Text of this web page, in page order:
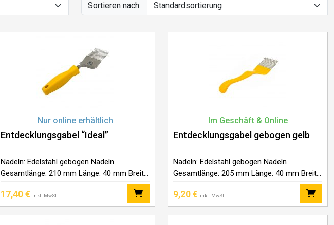
Sortieren nach:
Nur online erhältlich
Entdecklungsgabel “Ideal”
Nadeln: Edelstahl gebogen Nadeln
Gesamtlänge: 210 mm Länge: 40 mm Breite:
17,40€ inkl. MwSt.
Im Geschäft & Online
Entdecklungsgabel gebogen gelb
Nadeln: Edelstahl gebogen Nadeln
Gesamtlänge: 205 mm Länge: 40 mm Breite:
9,20€ inkl. MwSt.